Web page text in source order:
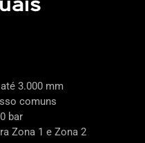
3.000 mm
comuns
bar
Zona 1 e Zona 2